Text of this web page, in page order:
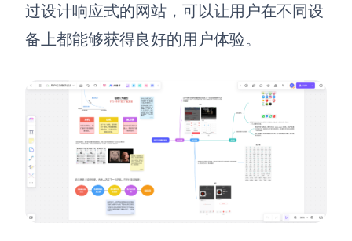
过设计响应式的网站，可以让用户在不同设
备上都能够获得良好的用户体验。